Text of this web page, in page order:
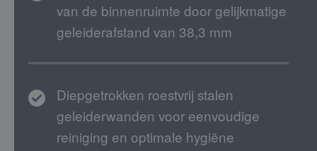
van de binnenruimte door gelijkmatige
geleiderafstand van 38,3 mm
Diepgetrokken roestvrij stalen
geleiderwanden voor eenvoudige
reiniging en optimale hygiëne